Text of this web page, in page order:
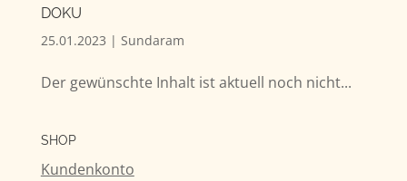
DOKU
25.01.2023 | Sundaram
Der gewünschte Inhalt ist aktuell noch nicht...
SHOP
Kundenkonto